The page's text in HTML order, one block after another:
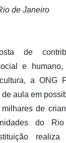
de Janeiro
de
e
a ONG
aula em
de
do
realiza